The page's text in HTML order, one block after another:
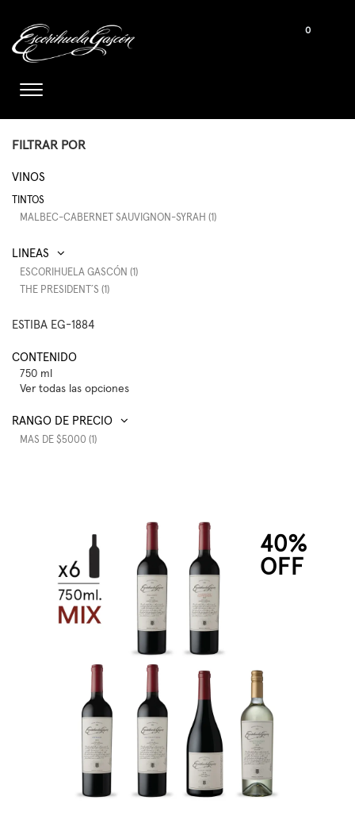
0
FILTRAR POR
VINOS
TINTOS
MALBEC-CABERNET SAUVIGNON-SYRAH (1)
ESCORIHUELA GASCÓN (1)
THE PRESIDENT´S (1)
ESTIBA EG-1884
CONTENIDO
750 ml
Ver todas las opciones
RANGO DE PRECIO
MAS DE $5000 (1)
40%
OFF